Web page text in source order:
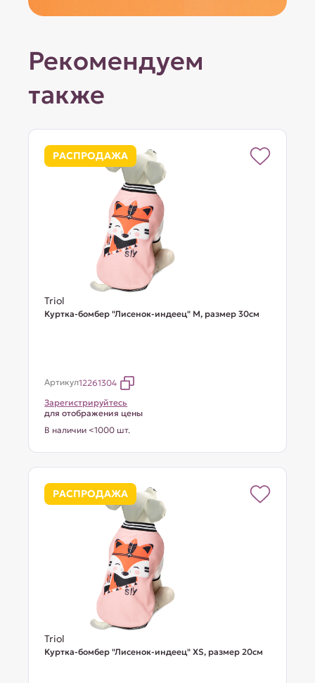
Рекомендуем
также
РАСПРОДАЖА
Triol
Куртка-бомбер "Лисенок-индеец" M, размер 30см
Артикул12261304
Зарегистрируйтесь
для отображения цены
В наличии <1000 шт.
РАСПРОДАЖА
Triol
Куртка-бомбер "Лисенок-индеец" XS, размер 20см